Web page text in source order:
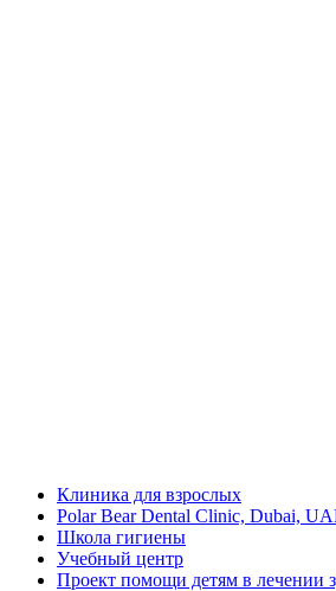
Клиника для взрослых
Polar Bear Dental Clinic, Dubai,
Школа гигиены
Учебный центр
Проект помощи детям в лечении